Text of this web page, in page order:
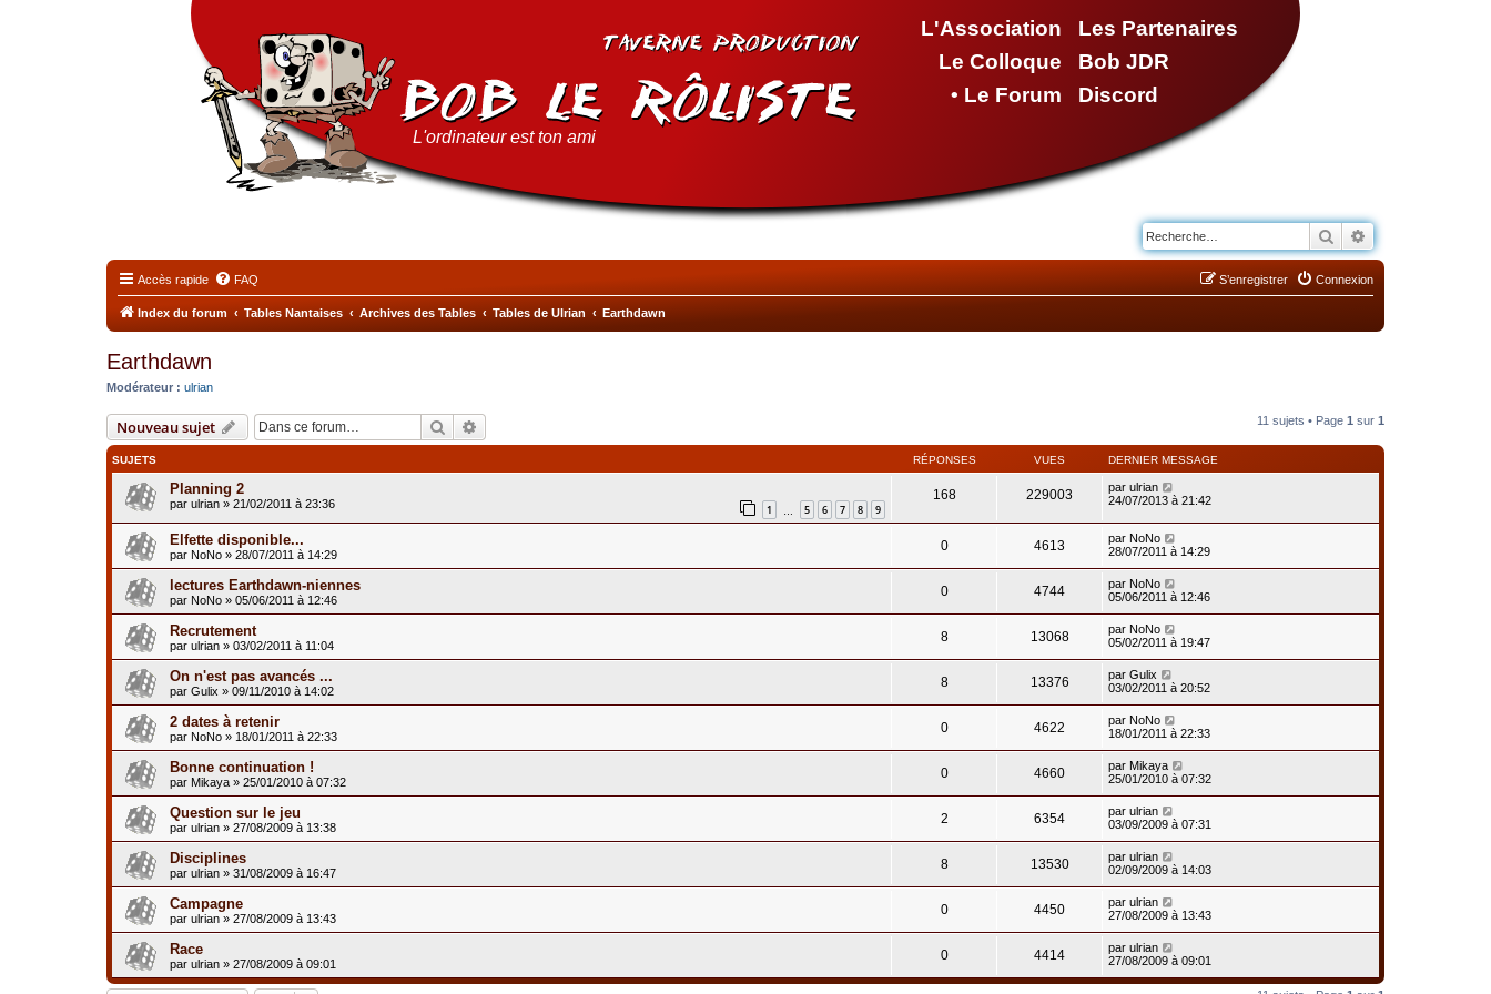
L'Association
Le Colloque
• Le Forum
Les Partenaires
Bob JDR
Discord
L'ordinateur est ton ami
Rechercher
Accès rapide FAQ Connexion
S’enregistrer
Index du forum Tables Nantaises Archives des Tables Tables de Ulrian Earthdawn
Earthdawn
Modérateur : ulrian
Nouveau sujet Rechercher 11 sujets • Page 1 sur 1
SUJETS RÉPONSES VUES DERNIER MESSAGE
Planning 2
par ulrian » 21/02/2011 à 23:36 1 5 6 7 8 9
168 229003 par ulrian
24/07/2013 à 21:42
Elfette disponible...
par NoNo » 28/07/2011 à 14:29
0 4613 par NoNo
28/07/2011 à 14:29
lectures Earthdawn-niennes
par NoNo » 05/06/2011 à 12:46
0 4744 par NoNo
05/06/2011 à 12:46
Recrutement
par ulrian » 03/02/2011 à 11:04
8 13068 par NoNo
05/02/2011 à 19:47
On n'est pas avancés ...
par Gulix » 09/11/2010 à 14:02
8 13376 par Gulix
03/02/2011 à 20:52
2 dates à retenir
par NoNo » 18/01/2011 à 22:33
0 4622 par NoNo
18/01/2011 à 22:33
Bonne continuation !
par Mikaya » 25/01/2010 à 07:32
0 4660 par Mikaya
25/01/2010 à 07:32
Question sur le jeu
par ulrian » 27/08/2009 à 13:38
2 6354 par ulrian
03/09/2009 à 07:31
Disciplines
par ulrian » 31/08/2009 à 16:47
8 13530 par ulrian
02/09/2009 à 14:03
Campagne
par ulrian » 27/08/2009 à 13:43
0 4450 par ulrian
27/08/2009 à 13:43
Race
par ulrian » 27/08/2009 à 09:01
0 4414 par ulrian
27/08/2009 à 09:01